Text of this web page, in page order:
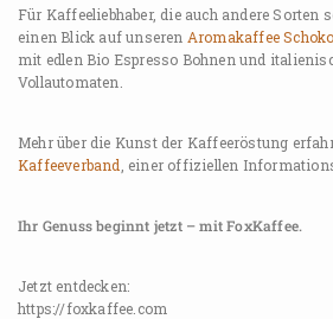
Für Kaffeeliebhaber, die auch andere Sorten
einen Blick auf unseren Aromakaffee
mit edlen Bio Espresso Bohnen und
Vollautomaten.
Mehr über die Kunst der Kaffeeröstung
Kaffeeverband , einer offiziellen
Ihr Genuss beginnt jetzt – mit FoxKaffee.
Jetzt entdecken:
https://foxkaffee.com